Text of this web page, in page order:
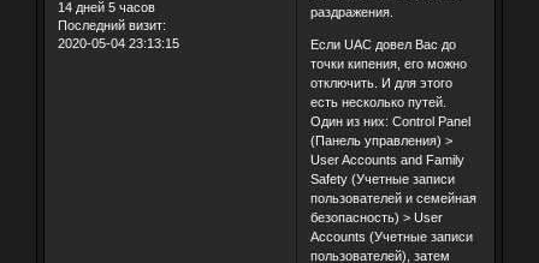
14 дней 5 часов
Последний визит:
2020-05-04 23:13:15
раздражения.
Если UAC довел Вас до
точки кипения, его можно
отключить. И для этого
есть несколько путей.
Один из них: Control Panel
(Панель управления) >
User Accounts and Family
Safety (Учетные записи
пользователей и семейная
безопасность) > User
Accounts (Учетные записи
пользователей), затем